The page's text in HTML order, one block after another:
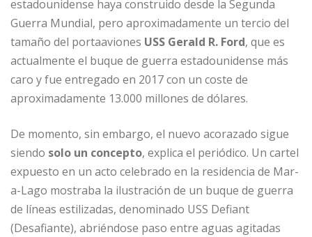
estadounidense haya construido desde la Segunda
Guerra Mundial, pero aproximadamente un tercio del
tamaño del portaaviones USS Gerald R. Ford, que es
actualmente el buque de guerra estadounidense más
caro y fue entregado en 2017 con un coste de
aproximadamente 13.000 millones de dólares.
De momento, sin embargo, el nuevo acorazado sigue
siendo solo un concepto, explica el periódico. Un cartel
expuesto en un acto celebrado en la residencia de Mar-
a-Lago mostraba la ilustración de un buque de guerra
de líneas estilizadas, denominado USS Defiant
(Desafiante), abriéndose paso entre aguas agitadas